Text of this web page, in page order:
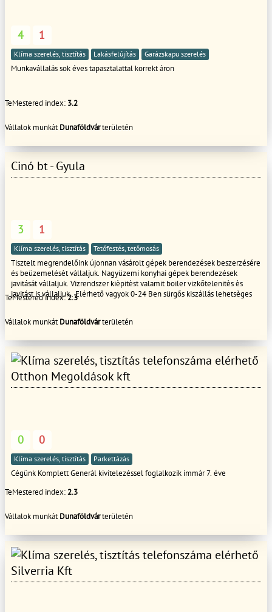
4 1
Klíma szerelés, tisztítás Lakásfelújítás Garázskapu szerelés
Munkavállalás sok éves tapasztalattal korrekt áron
TeMestered index: 3.2
Vállalok munkátDunaföldvárterületén
Cinó bt - Gyula
3 1
Klíma szerelés, tisztítás Tetőfestés, tetőmosás
Tisztelt megrendelőink újonnan vásárolt gépek berendezések beszerzésére
és beüzemelésèt vállaljuk. Nagyüzemi konyhai gépek berendezések
javitását vállaljuk. Vizrendszer kièpitèst valamit boiler vizkőtelenitès ès
javitást is vállaljuk . Elérhető vagyok 0-24 Ben sürgős kiszállás lehetsèges
TeMestered index:2.3
Vállalok munkátDunaföldvárterületén
Otthon Megoldások kft
0 0
Klíma szerelés, tisztítás Parkettázás
Cégünk Komplett Generál kivitelezéssel foglalkozik immár 7. éve
TeMestered index:2.3
Vállalok munkátDunaföldvárterületén
Silverria Kft